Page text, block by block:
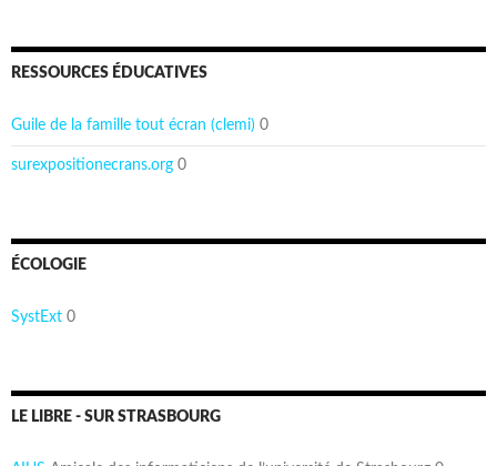
RESSOURCES ÉDUCATIVES
Guile de la famille tout écran (clemi) 0
surexpositionecrans.org 0
ÉCOLOGIE
SystExt 0
LE LIBRE - SUR STRASBOURG